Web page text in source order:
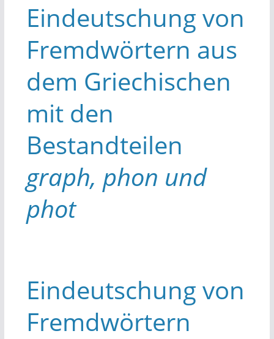
Eindeutschung von
Fremdwörtern aus
dem Griechischen
mit den
Bestandteilen
graph, phon und
phot
Eindeutschung von
Fremdwörtern